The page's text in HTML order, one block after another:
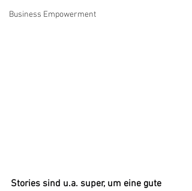
Business Empowerment
Stories sind u.a. super, um eine gute